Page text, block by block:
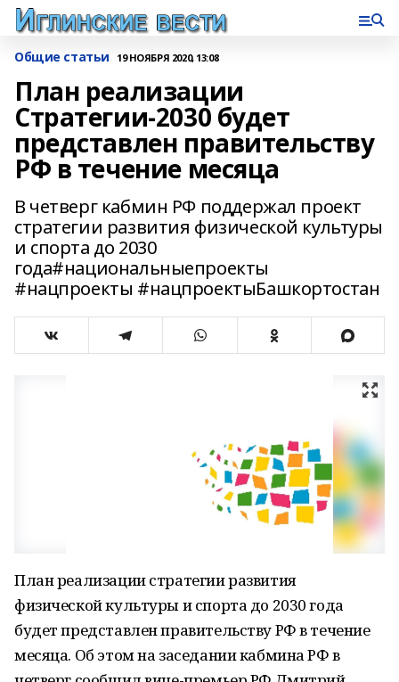
Общие статьи 19 НОЯБРЯ 2020, 13:08
План реализации
Стратегии-2030 будет
представлен правительству
РФ в течение месяца
В четверг кабмин РФ поддержал проект
стратегии развития физической культуры
и спорта до 2030
года#национальныепроекты
#нацпроекты #нацпроектыБашкортостан
План реализации стратегии развития
физической культуры и спорта до 2030 года
будет представлен правительству РФ в течение
месяца. Об этом на заседании кабмина РФ в